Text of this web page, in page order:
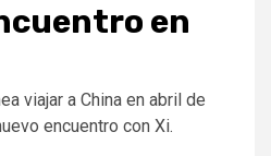
en
viajar a China en abril de
encuentro con Xi.